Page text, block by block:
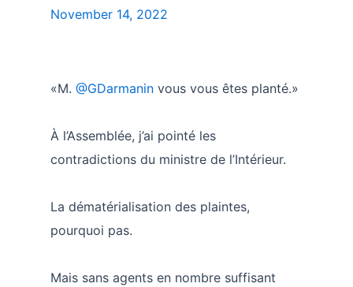
November 14, 2022
«M.@GDarmanin vous vous êtes planté.»
À l’Assemblée, j’ai pointé les
contradictions du ministre de l’Intérieur.
La dématérialisation des plaintes,
pourquoi pas.
Mais sans agents en nombre suffisant